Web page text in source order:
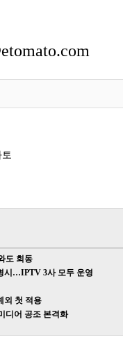
도 회동
시…IPTV 3사 모두 운영
외 첫 적용
디어 공조 본격화